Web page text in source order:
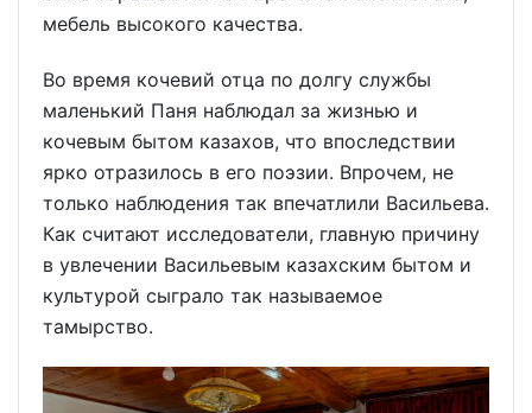
мебель высокого качества.
Во время кочевий отца по долгу службы
маленький Паня наблюдал за жизнью и
кочевым бытом казахов, что впоследствии
ярко отразилось в его поэзии. Впрочем, не
только наблюдения так впечатлили Васильева.
Как считают исследователи, главную причину
в увлечении Васильевым казахским бытом и
культурой сыграло так называемое
тамырство.